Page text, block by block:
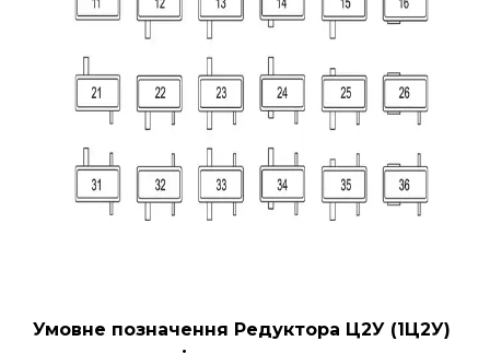
Умовне позначення Редуктора Ц2У (1Ц2У)